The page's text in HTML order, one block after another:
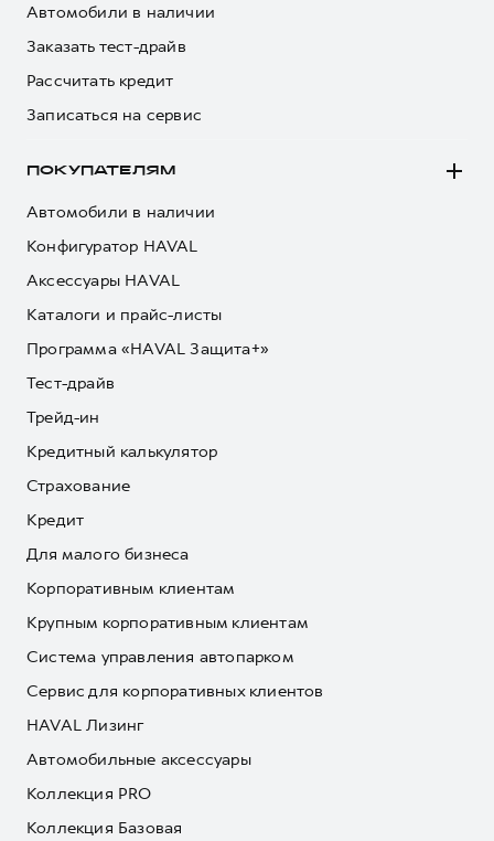
Автомобили в наличии
Заказать тест-драйв
Рассчитать кредит
Записаться на сервис
ПОКУПАТЕЛЯМ
Автомобили в наличии
Конфигуратор HAVAL
Аксессуары HAVAL
Каталоги и прайс-листы
Программа «HAVAL Защита+»
Тест-драйв
Трейд-ин
Кредитный калькулятор
Страхование
Кредит
Для малого бизнеса
Корпоративным клиентам
Крупным корпоративным клиентам
Система управления автопарком
Сервис для корпоративных клиентов
HAVAL Лизинг
Автомобильные аксессуары
Коллекция PRO
Коллекция Базовая